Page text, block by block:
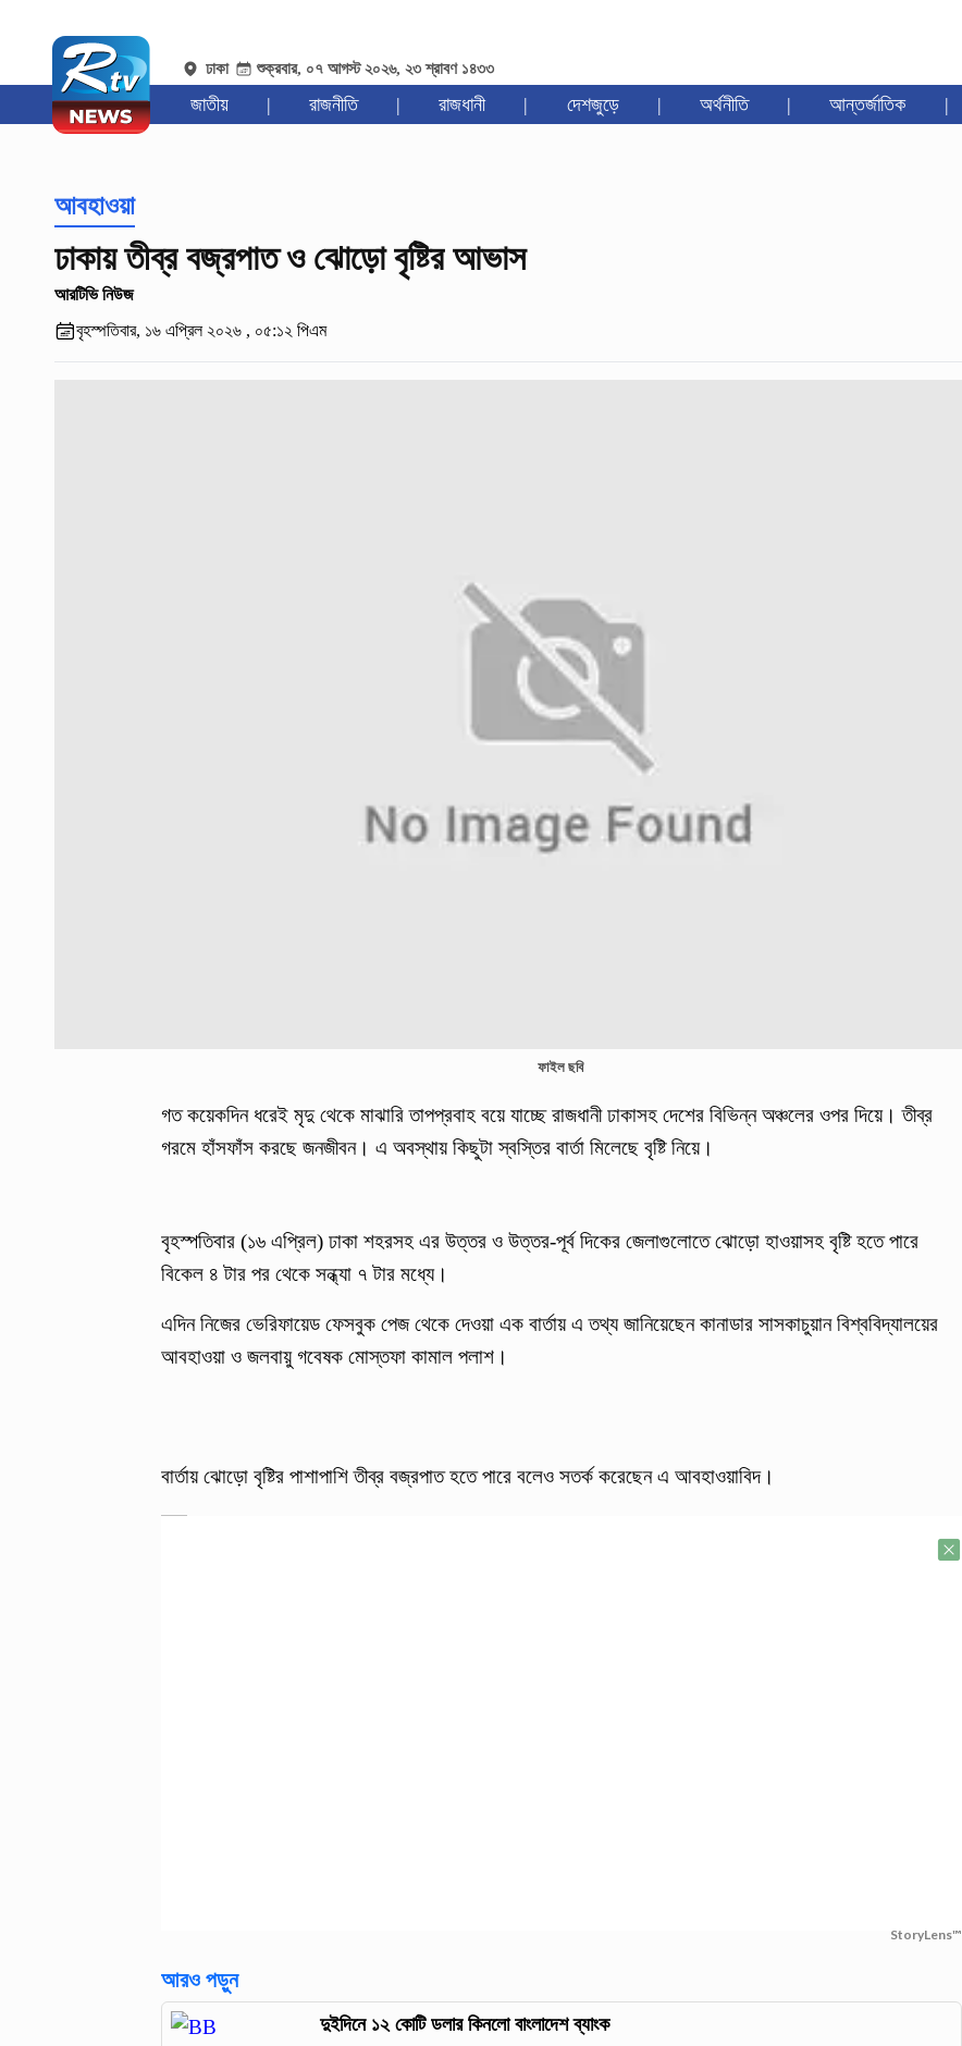
ঢাকা শুক্রবার, ০৭ আগস্ট ২০২৬, ২৩ শ্রাবণ ১৪৩৩
জাতীয় | রাজনীতি | রাজধানী | দেশজুড়ে | অর্থনীতি | আন্তর্জাতিক |
আবহাওয়া
ঢাকায় তীব্র বজ্রপাত ও ঝোড়ো বৃষ্টির আভাস
আরটিভি নিউজ
বৃহস্পতিবার, ১৬ এপ্রিল ২০২৬ , ০৫:১২ পিএম
ফাইল ছবি
গত কয়েকদিন ধরেই মৃদু থেকে মাঝারি তাপপ্রবাহ বয়ে যাচ্ছে রাজধানী ঢাকাসহ দেশের বিভিন্ন অঞ্চলের ওপর দিয়ে। তীব্র
গরমে হাঁসফাঁস করছে জনজীবন। এ অবস্থায় কিছুটা স্বস্তির বার্তা মিলেছে বৃষ্টি নিয়ে।
বৃহস্পতিবার (১৬ এপ্রিল) ঢাকা শহরসহ এর উত্তর ও উত্তর-পূর্ব দিকের জেলাগুলোতে ঝোড়ো হাওয়াসহ বৃষ্টি হতে পারে
বিকেল ৪ টার পর থেকে সন্ধ্যা ৭ টার মধ্যে।
এদিন নিজের ভেরিফায়েড ফেসবুক পেজ থেকে দেওয়া এক বার্তায় এ তথ্য জানিয়েছেন কানাডার সাসকাচুয়ান বিশ্ববিদ্যালয়ের
আবহাওয়া ও জলবায়ু গবেষক মোস্তফা কামাল পলাশ।
বার্তায় ঝোড়ো বৃষ্টির পাশাপাশি তীব্র বজ্রপাত হতে পারে বলেও সতর্ক করেছেন এ আবহাওয়াবিদ।
StoryLens™
আরও পড়ুন
দুইদিনে ১২ কোটি ডলার কিনলো বাংলাদেশ ব্যাংক